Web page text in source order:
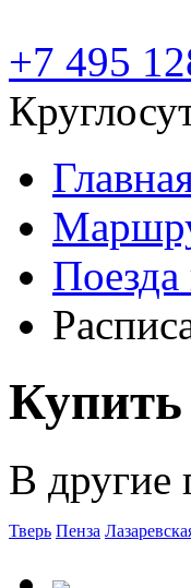
+7 495
В другие
Тверь Пенза